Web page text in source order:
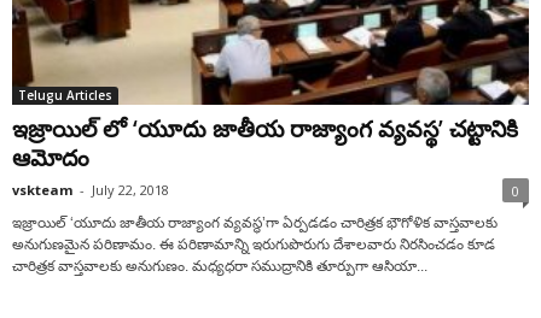
Telugu Articles
ఇజ్రాయిల్ లో ‘యూదు జాతీయ రాజ్యాంగ వ్యవస్థ’ చట్టానికి
ఆమోదం
vskteam - July 22, 2018 0
ఇజ్రాయిల్ ‘యూదు జాతీయ రాజ్యాంగ వ్యవస్థ’గా ఏర్పడడం చారిత్రక భౌగోళిక వాస్తవాలకు
అనుగుణమైన పరిణామం. ఈ పరిణామాన్ని ఇరుగుపొరుగు దేశాలవారు నిరసించడం కూడ
చారిత్రక వాస్తవాలకు అనుగుణం. మధ్యధరా సముద్రానికి తూర్పుగా ఆసియా...